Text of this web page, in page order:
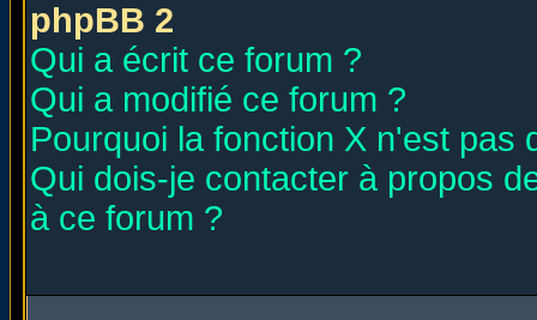
phpBB 2
Qui a écrit ce forum ?
Qui a modifié ce forum ?
Pourquoi la fonction X n'est pas
Qui dois-je contacter à propos
à ce forum ?